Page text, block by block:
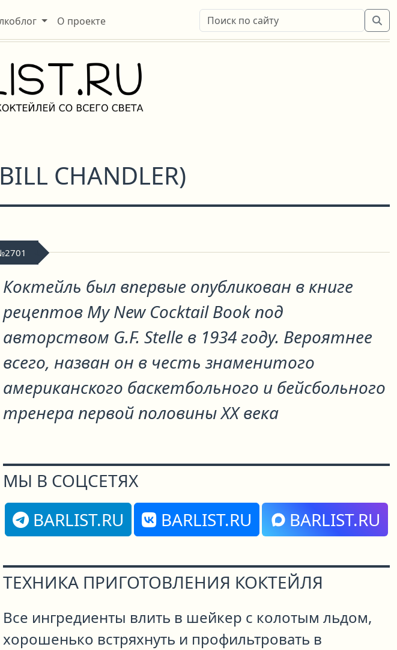
О проекте
BILL CHANDLER)
Коктейль был впервые опубликован в книге
рецептов My New Cocktail Book под
авторством G.F. Stelle в 1934 году. Вероятнее
всего, назван он в честь знаменитого
американского баскетбольного и бейсбольного
тренера первой половины XX века
МЫ В СОЦСЕТЯХ
BARLIST.RU
BARLIST.RU BARLIST.RU
ТЕХНИКА ПРИГОТОВЛЕНИЯ КОКТЕЙЛЯ
Все ингредиенты влить в шейкер с колотым льдом,
хорошенько встряхнуть и профильтровать в